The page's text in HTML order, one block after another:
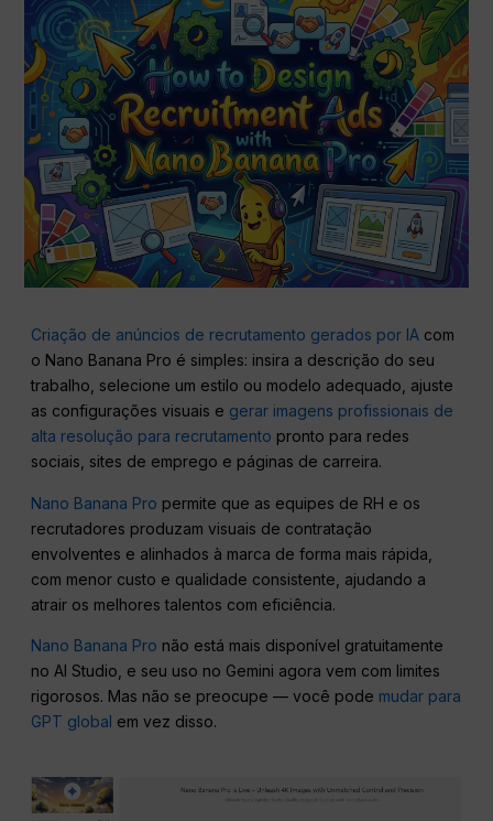
Criação de anúncios de recrutamento gerados por IA com
o Nano Banana Pro é simples: insira a descrição do seu
trabalho, selecione um estilo ou modelo adequado, ajuste
as configurações visuais e gerar imagens profissionais de
alta resolução para recrutamento pronto para redes
sociais, sites de emprego e páginas de carreira.
Nano Banana Pro permite que as equipes de RH e os
recrutadores produzam visuais de contratação
envolventes e alinhados à marca de forma mais rápida,
com menor custo e qualidade consistente, ajudando a
atrair os melhores talentos com eficiência.
Nano Banana Pro não está mais disponível gratuitamente
no AI Studio, e seu uso no Gemini agora vem com limites
rigorosos. Mas não se preocupe — você pode mudar para
GPT global em vez disso.